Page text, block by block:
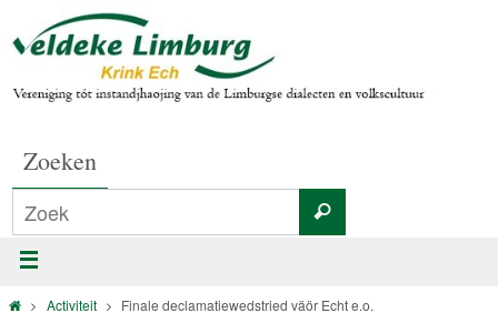
Zoeken
Activiteit Finale declamatiewedstried väör Echt e.o.